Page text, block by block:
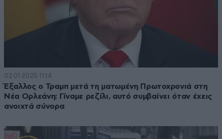
02·01·2025 11:14
Έξαλλος ο Τραμπ μετά τη ματωμένη Πρωτοχρονιά στη
Νέα Ορλεάνη: Γίναμε ρεζίλι, αυτό συμβαίνει όταν έχεις
ανοιχτά σύνορα